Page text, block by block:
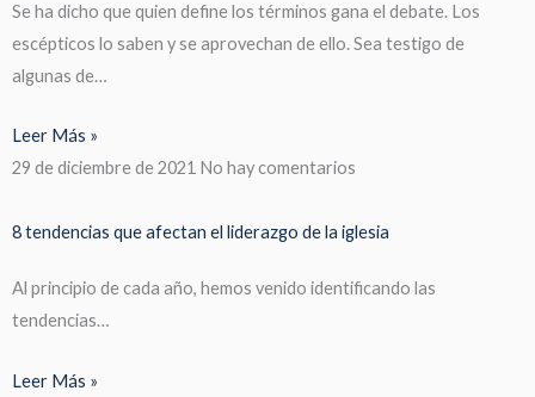
Se ha dicho que quien define los términos gana el debate. Los
escépticos lo saben y se aprovechan de ello. Sea testigo de
algunas de…
Leer Más »
29 de diciembre de 2021 No hay comentarios
8 tendencias que afectan el liderazgo de la iglesia
Al principio de cada año, hemos venido identificando las
tendencias…
Leer Más »